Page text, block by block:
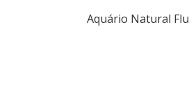
Aquário Natural